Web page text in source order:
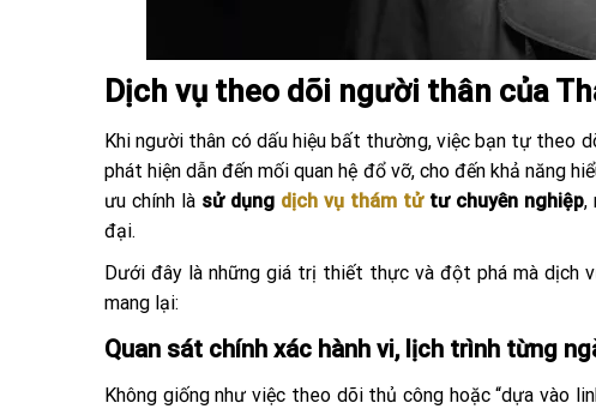
Dịch vụ theo dõi người thân của
Khi người thân có dấu hiệu bất thường, việc bạn tự theo
phát hiện dẫn đến mối quan hệ đổ vỡ, cho đến khả năng
ưu chính là sử dụng dịch vụ thám tửtư chuyên nghiệp,
đại.
Dưới đây là những giá trị thiết thực và đột phá mà dịch
mang lại:
Quan sát chính xác hành vi, lịch trình từng
Không giống như việc theo dõi thủ công hoặc “dựa vào